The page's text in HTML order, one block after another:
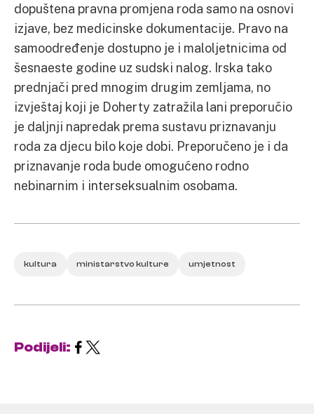
dopuštena pravna promjena roda samo na osnovi
izjave, bez medicinske dokumentacije. Pravo na
samoodređenje dostupno je i maloljetnicima od
šesnaeste godine uz sudski nalog. Irska tako
prednjači pred mnogim drugim zemljama, no
izvještaj koji je Doherty zatražila lani preporučio
je daljnji napredak prema sustavu priznavanju
roda za djecu bilo koje dobi. Preporučeno je i da
priznavanje roda bude omogućeno rodno
nebinarnim i interseksualnim osobama.
kultura ministarstvo kulture umjetnost
Podijeli: